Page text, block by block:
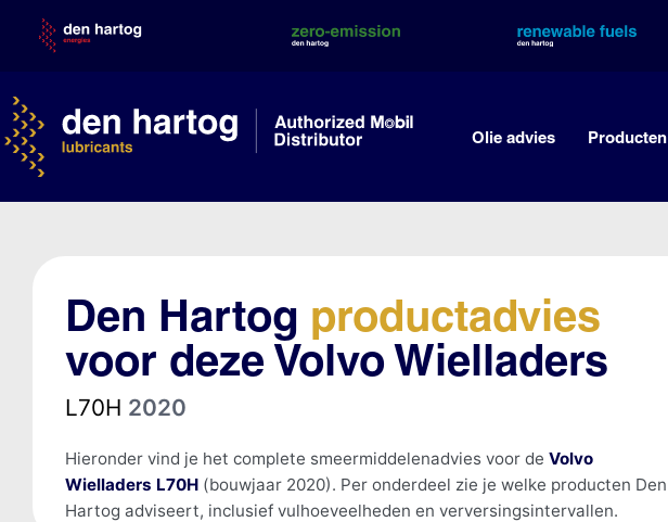
content
Olie advies Producten
Den Hartog productadvies
voor deze Volvo Wielladers
L70H 2020
Hieronder vind je het complete smeermiddelenadvies voor de Volvo
Wielladers L70H(bouwjaar 2020). Per onderdeel zie je welke producten Den
Hartog adviseert, inclusief vulhoeveelheden en verversingsintervallen.